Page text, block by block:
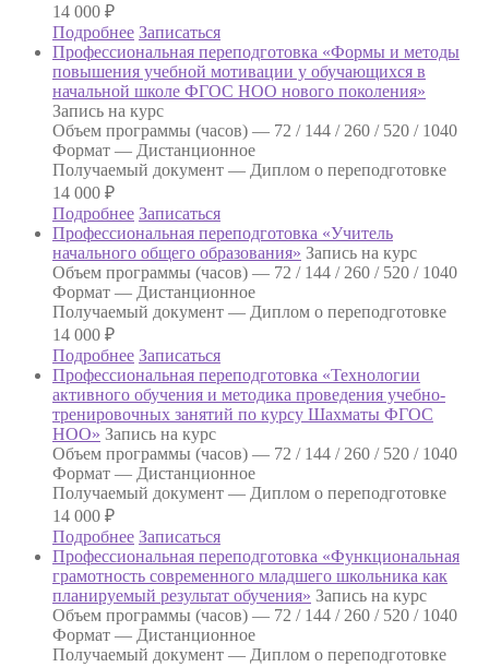
14 000 ₽
Подробнее Записаться
Профессиональная переподготовка «Формы и методы
повышения учебной мотивации у обучающихся в
начальной школе ФГОС НОО нового поколения»
Запись на курс
Объем программы (часов) — 72 / 144 / 260 / 520 / 1040
Формат — Дистанционное
Получаемый документ — Диплом о переподготовке
14 000 ₽
Подробнее Записаться
Профессиональная переподготовка «Учитель
начального общего образования» Запись на курс
Объем программы (часов) — 72 / 144 / 260 / 520 / 1040
Формат — Дистанционное
Получаемый документ — Диплом о переподготовке
14 000 ₽
Подробнее Записаться
Профессиональная переподготовка «Технологии
активного обучения и методика проведения учебно-
тренировочных занятий по курсу Шахматы ФГОС
НОО» Запись на курс
Объем программы (часов) — 72 / 144 / 260 / 520 / 1040
Формат — Дистанционное
Получаемый документ — Диплом о переподготовке
14 000 ₽
Подробнее Записаться
Профессиональная переподготовка «Функциональная
грамотность современного младшего школьника как
планируемый результат обучения» Запись на курс
Объем программы (часов) — 72 / 144 / 260 / 520 / 1040
Формат — Дистанционное
Получаемый документ — Диплом о переподготовке